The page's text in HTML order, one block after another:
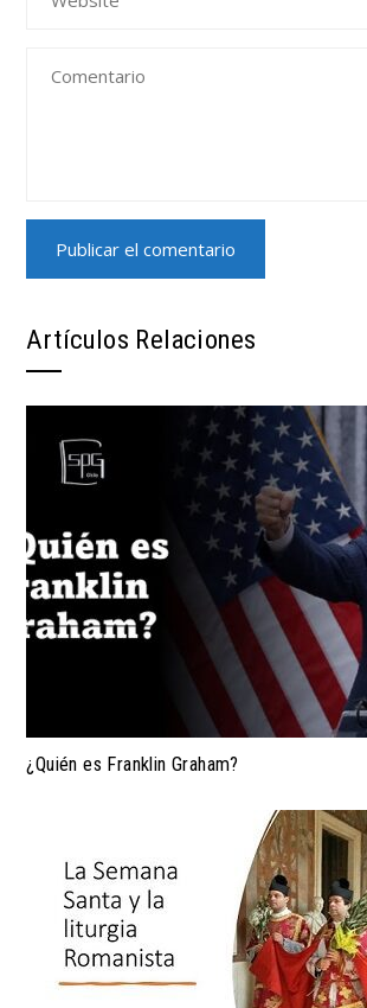
Artículos Relaciones
¿Quién es Franklin Graham?